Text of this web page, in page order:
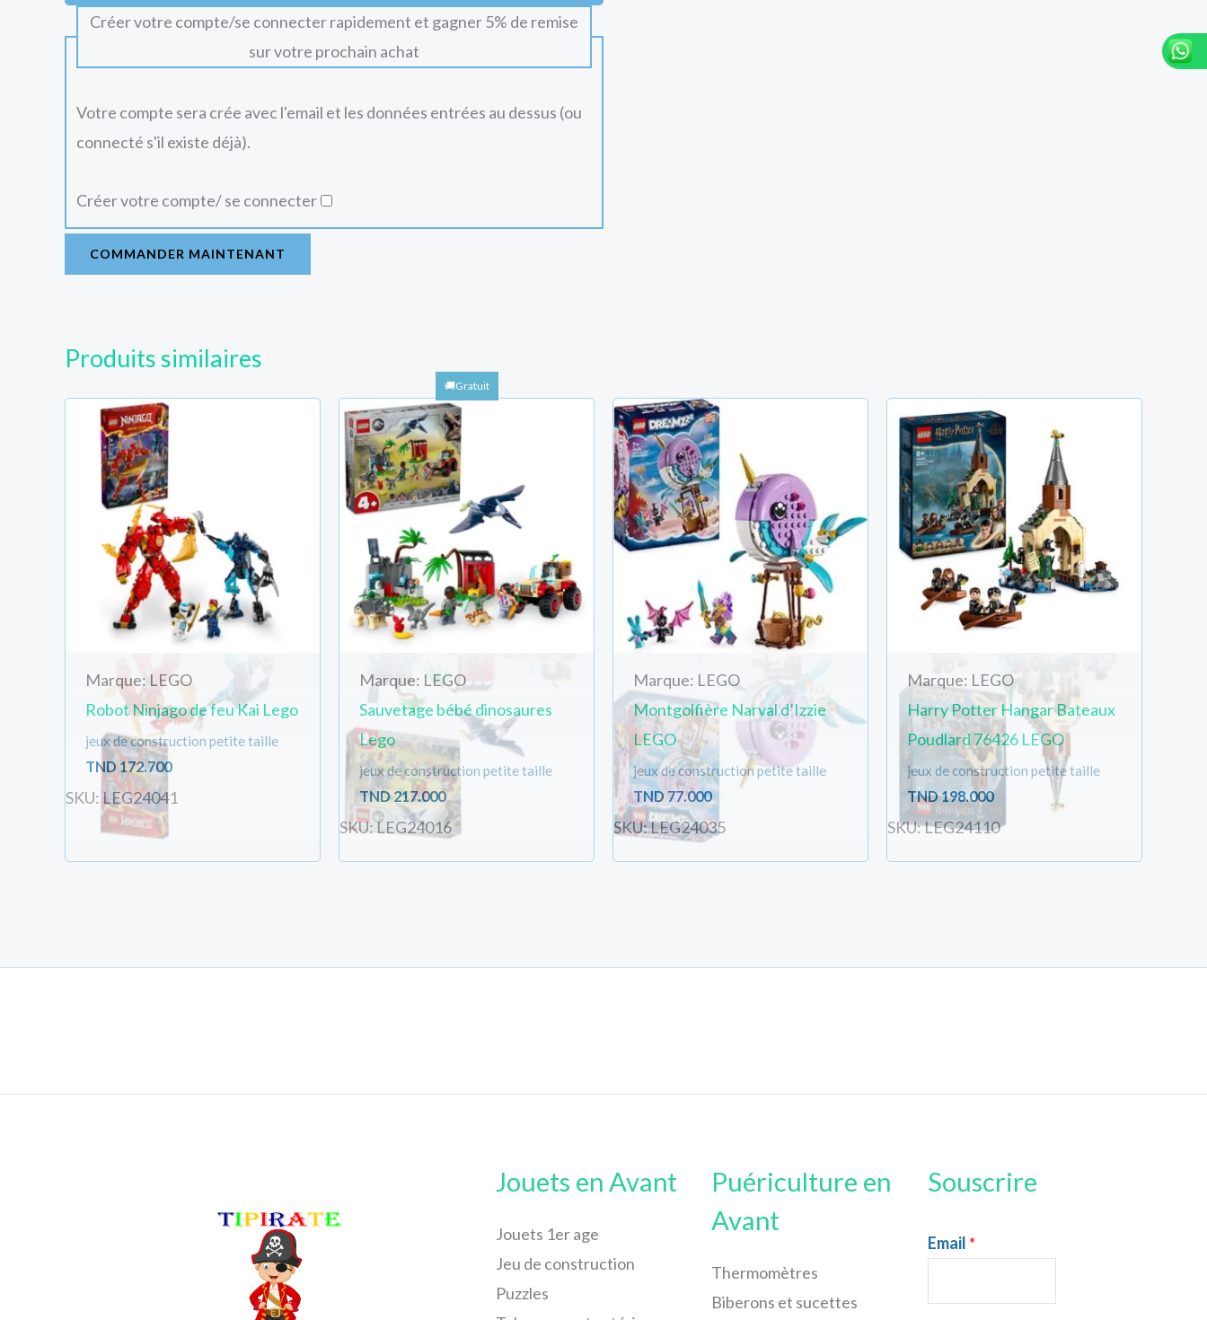
Créer votre compte/se connecter rapidement et gagner 5% de remise
sur votre prochain achat
Votre compte sera crée avec l'email et les données entrées au dessus (ou
connecté s'il existe déjà).
Créer votre compte/ se connecter
COMMANDER MAINTENANT
Produits similaires
Marque: LEGO
Robot Ninjago de feu Kai Lego
jeux de construction petite taille
TND 172.700
SKU: LEG24041
Marque: LEGO
Sauvetage bébé dinosaures
Lego
jeux de construction petite taille
TND217.000
SKU: LEG24016
Marque: LEGO
Montgolfière Narval d’Izzie
LEGO
jeux de construction petite taille
TND 77.000
SKU: LEG24035
Marque: LEGO
Harry Potter Hangar Bateaux
Poudlard 76426 LEGO
jeux de construction petite taille
TND198.000
SKU: LEG24110
Jouets en Avant
Jouets 1er age
Jeu de construction
Puzzles
Puériculture en
Avant
Thermomètres
Biberons et sucettes
Souscrire
Email *